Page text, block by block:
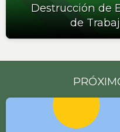
Destrucción de
de